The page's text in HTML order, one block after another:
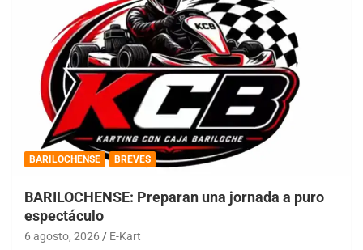
BARILOCHENSE BREVES
BARILOCHENSE: Preparan una jornada a puro
espectáculo
6 agosto, 2026 E-Kart